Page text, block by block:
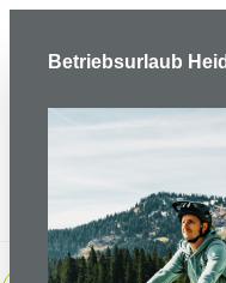
Betriebsurlaub